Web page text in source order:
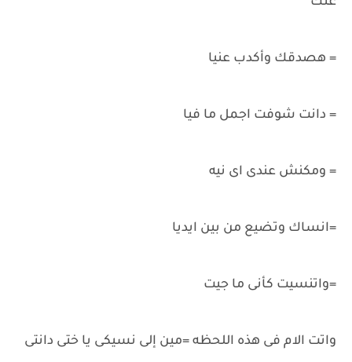
= هصدقك وأكدب عنيا
= دانت شوفت اجمل ما فيا
= ومكنش عندى اى نيه
=انساك وتضيع من بين ايديا
=واتنسيت كأنى ما جيت
واتت الام فى هذه اللحظه =مين إلى نسيكى يا ختى دانتى